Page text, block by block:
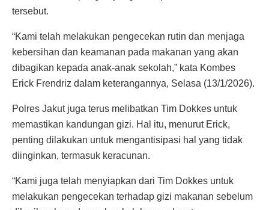
tersebut.
“Kami telah melakukan pengecekan rutin dan menjaga
kebersihan dan keamanan pada makanan yang akan
dibagikan kepada anak-anak sekolah,” kata Kombes
Erick Frendriz dalam keterangannya, Selasa (13/1/2026).
Polres Jakut juga terus melibatkan Tim Dokkes untuk
memastikan kandungan gizi. Hal itu, menurut Erick,
penting dilakukan untuk mengantisipasi hal yang tidak
diinginkan, termasuk keracunan.
“Kami juga telah menyiapkan dari Tim Dokkes untuk
melakukan pengecekan terhadap gizi makanan sebelum